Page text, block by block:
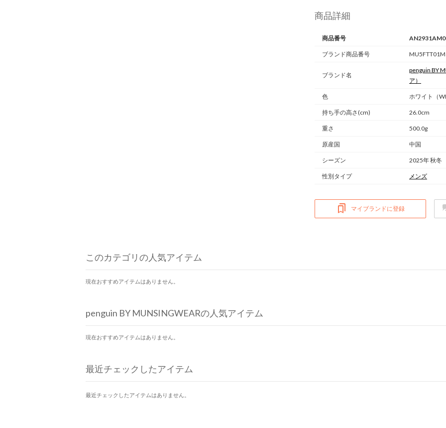
商品詳細
商品番号
ブランド商品番号
ブランド名
penguin BY
ア）
色 ホワイト（
持ち手の高さ(cm) 26.0cm
重さ 500.0g
原産国 中国
シーズン 2025年 秋冬
性別タイプ メンズ
マイブランドに登録
このカテゴリの人気アイテム
現在おすすめアイテムはありません。
penguin BY MUNSINGWEARの人気アイテム
現在おすすめアイテムはありません。
最近チェックしたアイテム
最近チェックしたアイテムはありません。